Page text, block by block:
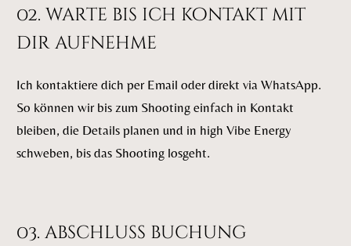
02. warte bis ich kontakt mit
dir aufnehme
Ich kontaktiere dich per Email oder direkt via WhatsApp.
So können wir bis zum Shooting einfach in Kontakt
bleiben, die Details planen und in high Vibe Energy
schweben, bis das Shooting losgeht.
03. abschluss buchung